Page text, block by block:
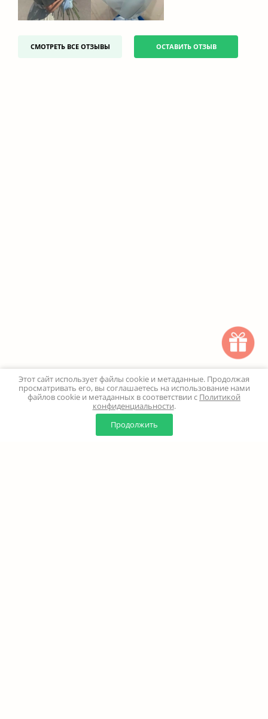
СМОТРЕТЬ ВСЕ ОТЗЫВЫ ОСТАВИТЬ ОТЗЫВ
0
Корзина
Этот сайт использует файлы cookie и метаданные. Продолжая
просматривать его, вы соглашаетесь на использование нами
файлов cookie и метаданных в соответствии с Политикой
конфиденциальности.
Продолжить